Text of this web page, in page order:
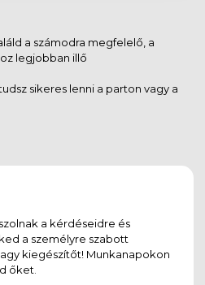
a számodra megfelelő, a
legjobban illő
sikeres lenni a parton vagy a
a kérdéseidre és
a személyre szabott
kiegészítőt! Munkanapokon
őket.